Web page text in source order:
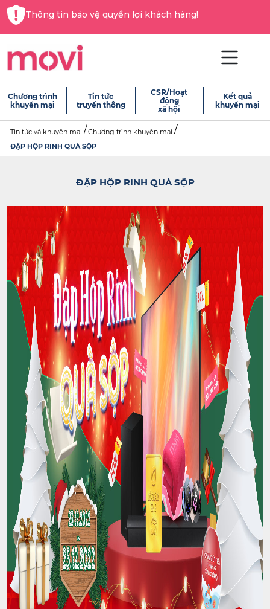
Thông tin bảo vệ quyền lợi khách hàng!
Chương trình
khuyến mại
Tin tức
truyền thông
CSR/Hoạt
động
xã hội
Kết quả
khuyến mại
Tin tức và khuyến mại
Chương trình khuyến mại
ĐẬP HỘP RINH QUÀ SỘP
ĐẬP HỘP RINH QUÀ SỘP